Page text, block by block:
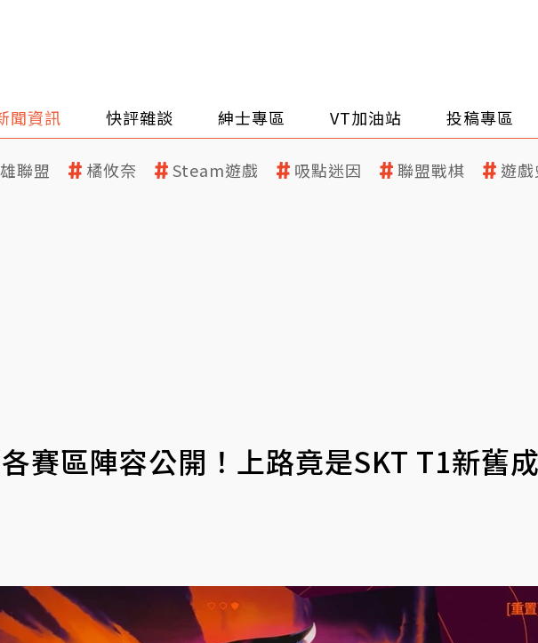
聞資訊 快評雜談 紳士專區 VT加油站 投稿專區
聯盟 橘攸奈 Steam遊戲 吸點迷因 聯盟戰棋 遊
賽區陣容公開！上路竟是SKT T1新舊